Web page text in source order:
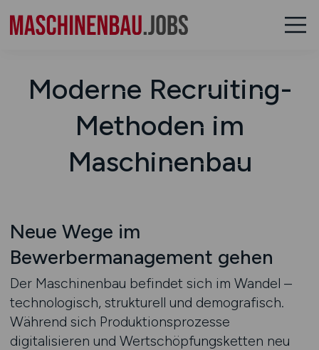
Moderne Recruiting-
Methoden im
Maschinenbau
Neue Wege im
Bewerbermanagement gehen
Der Maschinenbau befindet sich im Wandel –
technologisch, strukturell und demografisch.
Während sich Produktionsprozesse
digitalisieren und Wertschöpfungsketten neu